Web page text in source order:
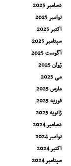
دسامبر 2025
نوامبر 2025
اکتبر 2025
سپتامبر 2025
آگوست 2025
ژوئن 2025
می 2025
مارس 2025
فوریه 2025
ژانویه 2025
دسامبر 2024
نوامبر 2024
اکتبر 2024
سپتامبر 2024